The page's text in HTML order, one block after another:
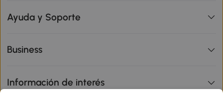
Ayuda y Soporte
Business
Información de interés